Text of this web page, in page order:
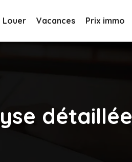
Louer Vacances Prix immo
détaillée